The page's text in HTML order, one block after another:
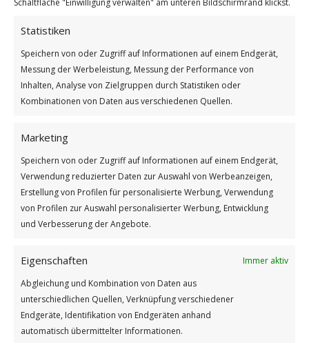
Statistiken
Speichern von oder Zugriff auf Informationen auf einem Endgerät,
Messung der Werbeleistung, Messung der Performance von
Inhalten, Analyse von Zielgruppen durch Statistiken oder
Kombinationen von Daten aus verschiedenen Quellen.
Marketing
Speichern von oder Zugriff auf Informationen auf einem Endgerät,
Verwendung reduzierter Daten zur Auswahl von Werbeanzeigen,
Erstellung von Profilen für personalisierte Werbung, Verwendung
von Profilen zur Auswahl personalisierter Werbung, Entwicklung
und Verbesserung der Angebote.
Eigenschaften
Immer aktiv
Abgleichung und Kombination von Daten aus
unterschiedlichen Quellen, Verknüpfung verschiedener
Endgeräte, Identifikation von Endgeräten anhand
automatisch übermittelter Informationen.
GUTEN MORGEN
Willst Du glücklich sein
Weiterlesen
Wie findest du diesen Beitrag?
6. APRIL 2026 / 0 KOMMENTARE / VON GÜNTER